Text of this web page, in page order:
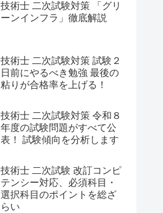
技術士 二次試験対策 「グリ
ーンインフラ」徹底解説
技術士 二次試験対策 試験２
日前にやるべき勉強 最後の
粘りが合格率を上げる！
技術士 二次試験対策 令和８
年度の試験問題がすべて公
表！ 試験傾向を分析します
技術士 二次試験 改訂コンピ
テンシー対応、必須科目・
選択科目のポイントを総ざ
らい